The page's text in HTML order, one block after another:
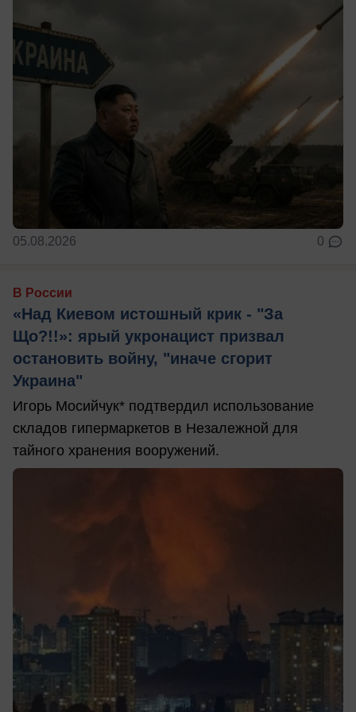
05.08.2026 0
В России
«Над Киевом истошный крик - "За
Що?!!»: ярый укронацист призвал
остановить войну, "иначе сгорит
Украина"
Игорь Мосийчук* подтвердил использование
складов гипермаркетов в Незалежной для
тайного хранения вооружений.